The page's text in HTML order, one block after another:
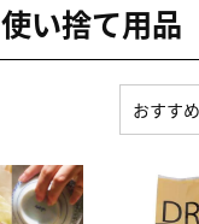
使い捨て用品